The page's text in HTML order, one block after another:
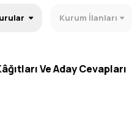
Kurum İlanları
Ve Aday Cevapları